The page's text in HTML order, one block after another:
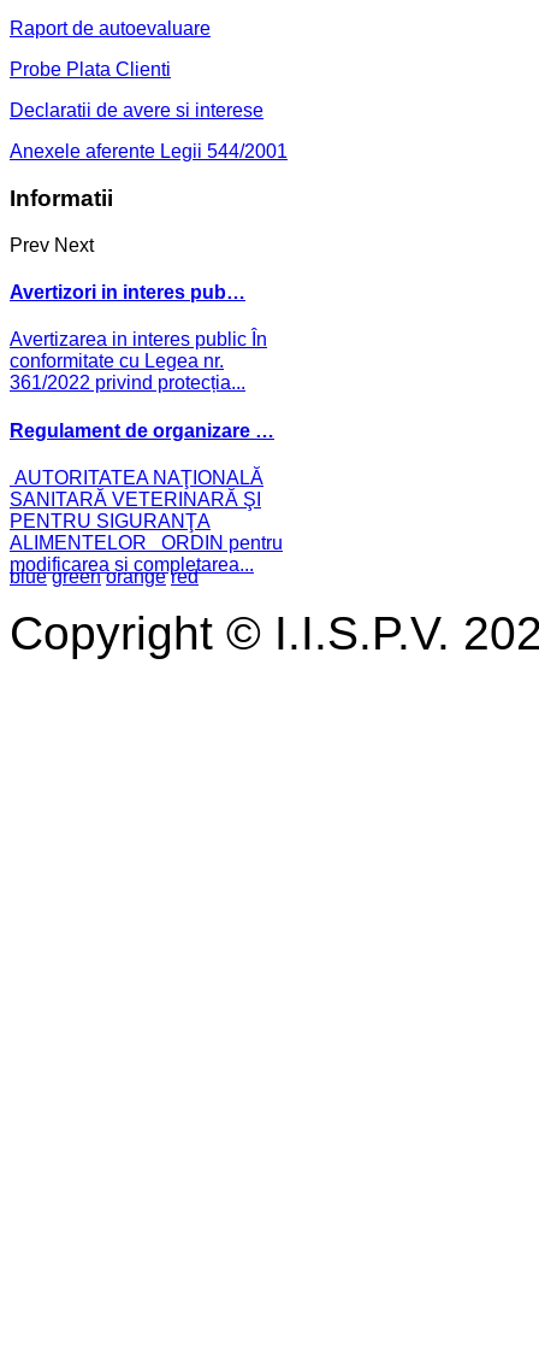
Raport de autoevaluare
Probe Plata Clienti
Declaratii de avere si interese
Anexele aferente Legii 544/2001
Informatii
Prev Next
Avertizori in interes pub…
Avertizarea in interes public În
conformitate cu Legea nr.
361/2022 privind protecția...
Regulament de organizare …
AUTORITATEA NAŢIONALĂ
SANITARĂ VETERINARĂ ŞI
PENTRU SIGURANŢA
ALIMENTELOR ORDIN pentru
modificarea și completarea...
blue green orange red
Copyright © I.I.S.P.V.